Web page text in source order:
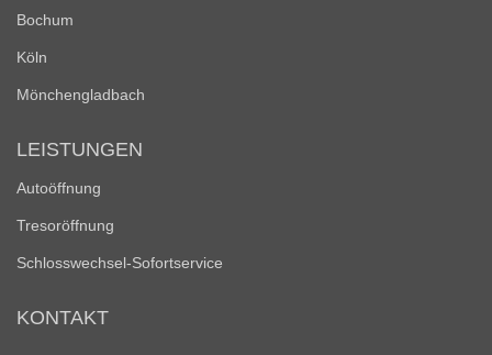
Bochum
Köln
Mönchengladbach
LEISTUNGEN
Autoöffnung
Tresoröffnung
Schlosswechsel-Sofortservice
KONTAKT